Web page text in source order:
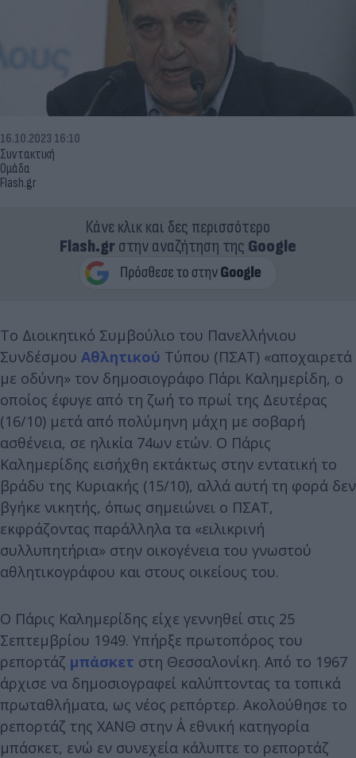
Συντακτική
Ομάδα
Flash.gr
16.10.2023 16:10
Κάνε κλικ και δες περισσότερο
Flash.grστην αναζήτηση της Google
Το Διοικητικό Συμβούλιο του Πανελλήνιου
Συνδέσμου Αθλητικού Τύπου (ΠΣΑΤ) «αποχαιρετά
με οδύνη» τον δημοσιογράφο Πάρι Καλημερίδη, ο
οποίος έφυγε από τη ζωή το πρωί της Δευτέρας
(16/10) μετά από πολύμηνη μάχη με σοβαρή
ασθένεια, σε ηλικία 74ων ετών. Ο Πάρις
Καλημερίδης εισήχθη εκτάκτως στην εντατική το
βράδυ της Κυριακής (15/10), αλλά αυτή τη φορά δεν
βγήκε νικητής, όπως σημειώνει ο ΠΣΑΤ,
εκφράζοντας παράλληλα τα «ειλικρινή
συλλυπητήρια» στην οικογένεια του γνωστού
αθλητικογράφου και στους οικείους του.
Ο Πάρις Καλημερίδης είχε γεννηθεί στις 25
Σεπτεμβρίου 1949. Υπήρξε πρωτοπόρος του
ρεπορτάζ μπάσκετ στη Θεσσαλονίκη. Από το 1967
άρχισε να δημοσιογραφεί καλύπτοντας τα τοπικά
πρωταθλήματα, ως νέος ρεπόρτερ. Ακολούθησε το
ρεπορτάζ της ΧΑΝΘ στην Α΄ εθνική κατηγορία
μπάσκετ, ενώ εν συνεχεία κάλυπτε το ρεπορτάζ